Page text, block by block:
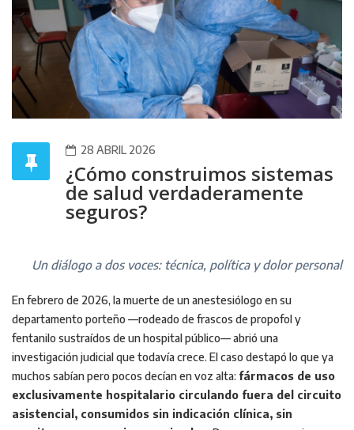
28 ABRIL 2026
¿Cómo construimos sistemas
de salud verdaderamente
seguros?
Un diálogo a dos voces: técnica, política y dolor personal
En febrero de 2026, la muerte de un anestesiólogo en su
departamento porteño —rodeado de frascos de propofol y
fentanilo sustraídos de un hospital público— abrió una
investigación judicial que todavía crece. El caso destapó lo que ya
muchos sabían pero pocos decían en voz alta: fármacos de uso
exclusivamente hospitalario circulando fuera del circuito
asistencial, consumidos sin indicación clínica, sin